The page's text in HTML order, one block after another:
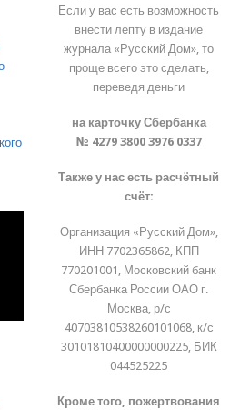
Если у вас есть возможность
внести лепту в издание
журнала «Русский Дом», то
проще всего это сделать,
переведя деньги
на карточку Сбербанка
№ 4279 3800 3976 0337
Также у нас есть расчётный
счёт:
Организация «Русский Дом»,
ИНН 7702365862, КПП
770201001, Московский банк
Сбербанка России ОАО г.
Москва, р/с
40703810538260101068, к/с
30101810400000000225, БИК
044525225
Кроме того, пожертвования